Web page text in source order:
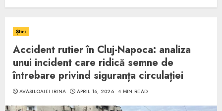
Știri
Accident rutier în Cluj-Napoca: analiza
unui incident care ridică semne de
întrebare privind siguranța circulației
AVASILOAIEI IRINA APRIL 16, 2026 4 MIN READ